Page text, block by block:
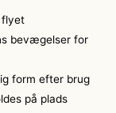
flyet
bevægelser for
form efter brug
på plads